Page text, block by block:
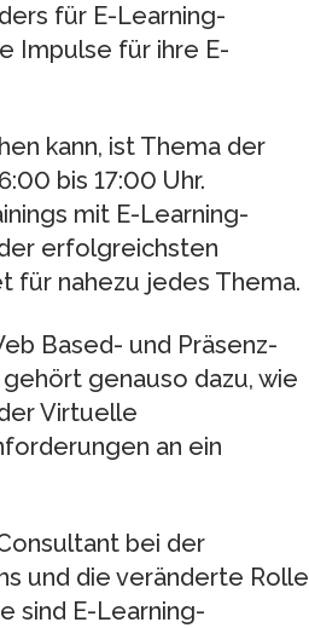
für E-Learning-
Impulse für ihre E-
kann, ist Thema der
bis 17:00 Uhr.
mit E-Learning-
erfolgreichsten
für nahezu jedes Thema.
Based- und Präsenz-
genauso dazu, wie
Virtuelle
an ein
bei der
und die veränderte Rolle
sind E-Learning-